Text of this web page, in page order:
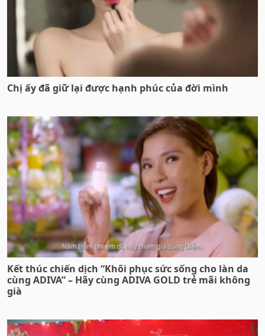
Chị ấy đã giữ lại được hạnh phúc của đời mình
Kết thúc chiến dịch “Khôi phục sức sống cho làn da
cùng ADIVA” – Hãy cùng ADIVA GOLD trẻ mãi không
già